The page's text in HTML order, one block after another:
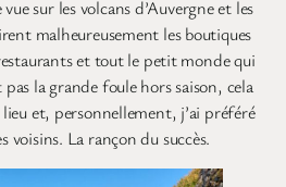
sur les volcans d’Auvergne et les
malheureusement les boutiques
et tout le petit monde qui
pas la grande foule hors saison, cela
et, personnellement, j’ai préféré
voisins. La rançon du succès.